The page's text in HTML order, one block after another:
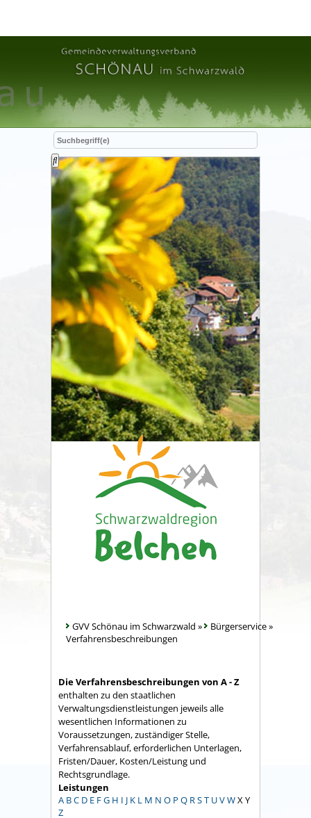
GVV Schönau im Schwarzwald » Bürgerservice»
Verfahrensbeschreibungen
Die Verfahrensbeschreibungen von A - Z
enthalten zu den staatlichen
Verwaltungsdienstleistungen jeweils alle
wesentlichen Informationen zu
Voraussetzungen, zuständiger Stelle,
Verfahrensablauf, erforderlichen Unterlagen,
Fristen/Dauer, Kosten/Leistung und
Rechtsgrundlage.
Leistungen
A BC D E FG H I J K L M N O P Q RST UVWX Y
Z